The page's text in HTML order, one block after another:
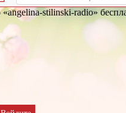
«angelina-stilinski-radio»